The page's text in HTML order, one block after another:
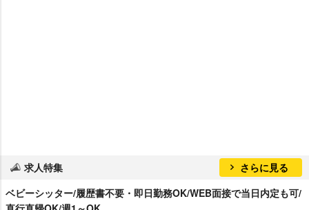
求人特集
さらに見る
ベビーシッター/履歴書不要・即日勤務OK/WEB面接で当日内定も可/